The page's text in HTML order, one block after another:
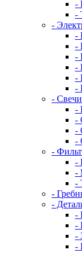
-
-
-
-
-
-
-
-
-
- Свечи
-
-
-
-
-
-
-
-
-
-
-
-
-
-